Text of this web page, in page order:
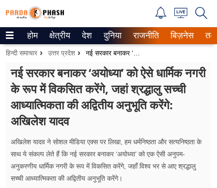
Trending on Google News
ePaper
वेब स्टोरीज
उत्तर प्रदेश
वीडियो
रिलेशनशिप
होम क्षेत्रीय देश दुनिया राजनीति बिज़नेस
हिन्दी समाचार उत्तर प्रदेश
नई सरकार बनाकर ‘अयोध्या’ को ऐसे धार्मिक नगरी
के रूप में विकसित करेंगे, जहां श्रद्धालु सच्ची
आध्यात्मिकता की अद्वितीय अनुभूति करेंगे:
अखिलेश यादव
अखिलेश यादव ने सोशल मीडिया एक्स पर लिखा, हम धर्मनिष्ठता और सत्यनिष्ठता के
साथ ये संकल्प लेते हैं कि नई सरकार बनाकर ‘अयोध्या’ को एक ऐसी अनुपम-
अनुकरणीय धार्मिक नगरी के रूप में विकसित करेंगे, जहाँ विश्व भर से आए श्रद्धालु
सच्ची आध्यात्मिकता की अद्वितीय अनुभूति करेंगे।